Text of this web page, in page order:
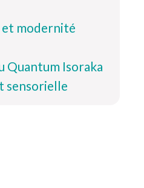
et modernité
Quantum Isoraka
sensorielle